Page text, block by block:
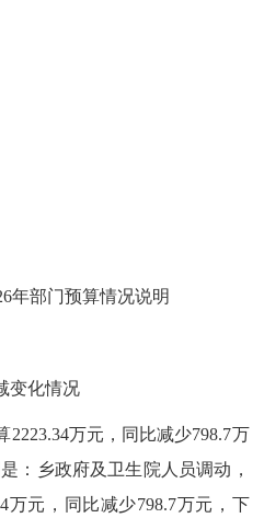
6年部门预算情况说明
变化情况
2223.34万元， 同比减少798.7万
： 乡政府及卫生院人员调动，
万元， 同比减少798.7万元， 下